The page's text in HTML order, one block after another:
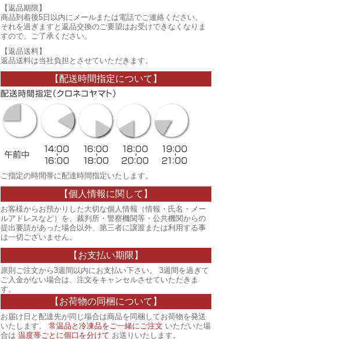
【返品期限】
商品到着後5日以内にメールまたは電話でご連絡ください。
それを過ぎますと返品交換のご要望はお受けできなくなりま
すので、ご了承ください。
【返品送料】
返品送料は当社負担とさせていただきます。
【配送時間指定について】
ご指定の時間帯に配達時間指定いたします。
【個人情報に関して】
お客様からお預かりした大切な個人情報（情報・氏名・メー
ルアドレスなど）を、裁判所・警察機関等・公共機関からの
提出要請があった場合以外、第三者に譲渡または利用する事
は一切ございません。
【お支払い期限】
原則ご注文から3週間以内にお支払い下さい。 3週間を過ぎて
ご入金がない場合は、注文をキャンセルさせていただきま
す。
【お荷物の同梱について】
お届け日と配達先が同じ場合は商品を同梱してお荷物を発送
いたします。 常温品と冷凍品をご一緒にご注文 いただいた場
合は 温度帯ごとに個口を分けて お送りいたします。